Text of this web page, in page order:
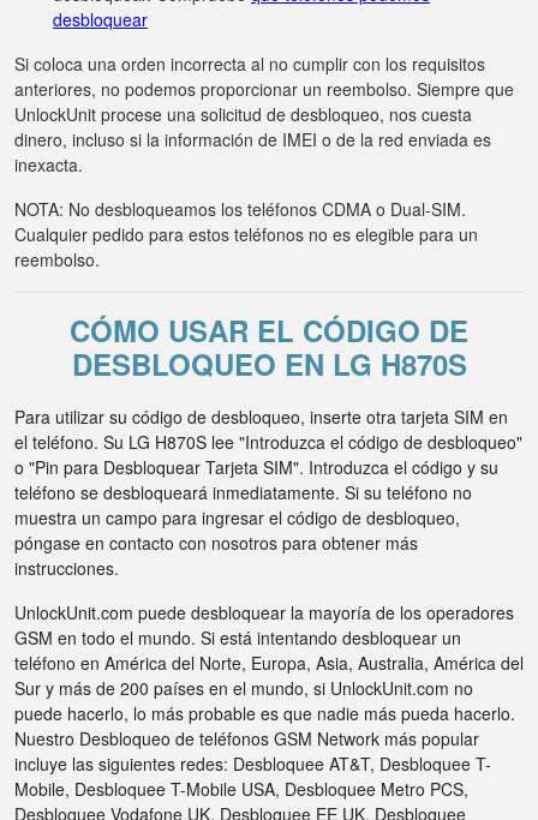
desbloquear
Si coloca una orden incorrecta al no cumplir con los requisitos
anteriores, no podemos proporcionar un reembolso. Siempre que
UnlockUnit procese una solicitud de desbloqueo, nos cuesta
dinero, incluso si la información de IMEI o de la red enviada es
inexacta.
NOTA: No desbloqueamos los teléfonos CDMA o Dual-SIM.
Cualquier pedido para estos teléfonos no es elegible para un
reembolso.
CÓMO USAR EL CÓDIGO DE
DESBLOQUEO EN LG H870S
Para utilizar su código de desbloqueo, inserte otra tarjeta SIM en
el teléfono. Su LG H870S lee "Introduzca el código de desbloqueo"
o "Pin para Desbloquear Tarjeta SIM". Introduzca el código y su
teléfono se desbloqueará inmediatamente. Si su teléfono no
muestra un campo para ingresar el código de desbloqueo,
póngase en contacto con nosotros para obtener más
instrucciones.
UnlockUnit.com puede desbloquear la mayoría de los operadores
GSM en todo el mundo. Si está intentando desbloquear un
teléfono en América del Norte, Europa, Asia, Australia, América del
Sur y más de 200 países en el mundo, si UnlockUnit.com no
puede hacerlo, lo más probable es que nadie más pueda hacerlo.
Nuestro Desbloqueo de teléfonos GSM Network más popular
incluye las siguientes redes: Desbloquee AT&T, Desbloquee T-
Mobile, Desbloquee T-Mobile USA, Desbloquee Metro PCS,
Desbloquee Vodafone UK, Desbloquee EE UK, Desbloquee